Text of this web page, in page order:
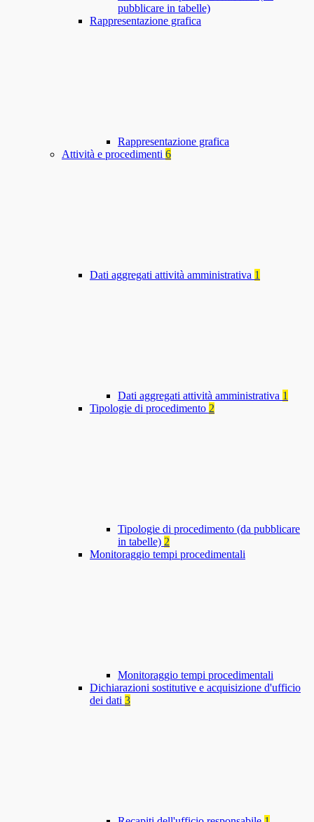
pubblicare in tabelle)
Rappresentazione grafica
Rappresentazione grafica
Attività e procedimenti 6
Dati aggregati attività amministrativa 1
Dati aggregati attività amministrativa 1
Tipologie di procedimento 2
Tipologie di procedimento (da pubblicare
in tabelle) 2
Monitoraggio tempi procedimentali
Monitoraggio tempi procedimentali
Dichiarazioni sostitutive e acquisizione d'ufficio
dei dati 3